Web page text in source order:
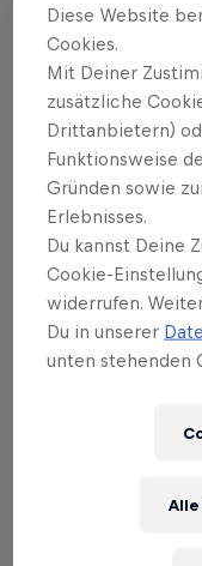
*Achtung: Das ist
Sebastian Vettel
hinten
Großer
2020:
Großer
Diese Website
Cookies.
Mit Deiner
zusätzliche
Drittanbietern)
Funktionsweise
Gründen sowie
Erlebnisses.
Du kannst Deine
Cookie-
widerrufen.
Du in unserer
unten stehenden
Alle